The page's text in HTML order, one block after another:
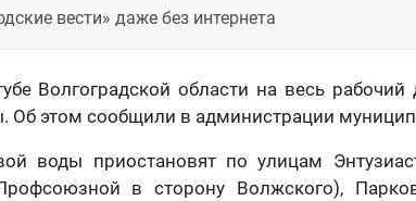
вести» даже без интернета
Волгоградской области на весь рабочий
Об этом сообщили в администрации
воды приостановят по улицам
в сторону Волжского),